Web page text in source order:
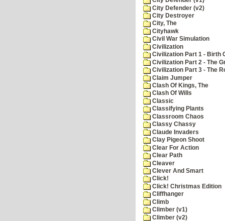
City Defender (v2)
City Destroyer
City, The
Cityhawk
Civil War Simulation
Civilization
Civilization Part 1 - Birth
Civilization Part 2 - The
Civilization Part 3 - The
Claim Jumper
Clash Of Kings, The
Clash Of Wills
Classic
Classifying Plants
Classroom Chaos
Classy Chassy
Claude Invaders
Clay Pigeon Shoot
Clear For Action
Clear Path
Cleaver
Clever And Smart
Click!
Click! Christmas Edition
Cliffhanger
Climb
Climber (v1)
Climber (v2)